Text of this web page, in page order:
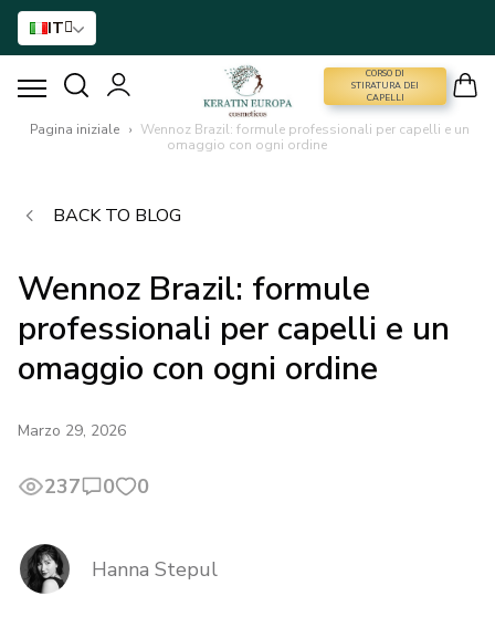
IT
CORSO DI
STIRATURA DEI
CAPELLI
CORSO DI STIRATURA DEI CAPELLI
STIRATURA DEI CAPELLI
TRATTAMENTO CON BTX
TRATTAMENTO DEI CAPELLI
ASSISTENZA DOMICILIARE
ACCESSORI
MARCHE
Consegna e Pagamento
Pagina iniziale › Wennoz Brazil: formule professionali per capelli e un
omaggio con ogni ordine
BACK TO BLOG
Wennoz Brazil: formule
professionali per capelli e un
omaggio con ogni ordine
Marzo 29, 2026
237 0 0
Hanna Stepul